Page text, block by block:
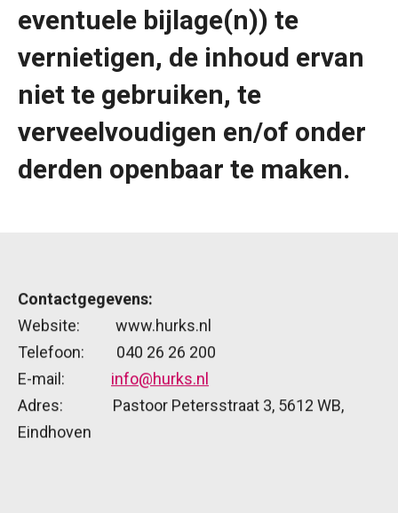
eventuele bijlage(n)) te
vernietigen, de inhoud ervan
niet te gebruiken, te
verveelvoudigen en/of onder
derden openbaar te maken.
Contactgegevens:
Website: www.hurks.nl
Telefoon: 040 26 26 200
E-mail: info@hurks.nl
Adres: Pastoor Petersstraat 3, 5612 WB,
Eindhoven